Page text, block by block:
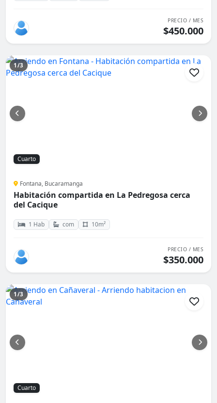
PRECIO / MES
$450.000
1/3
Cuarto
Fontana, Bucaramanga
Habitación compartida en La Pedregosa cerca
del Cacique
1 Hab com 10m²
PRECIO / MES
$350.000
1/3
Cuarto